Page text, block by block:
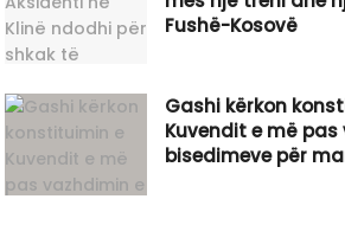
Fushë-Kosovë
Gashi kërkon
Kuvendit e më
bisedimeve për